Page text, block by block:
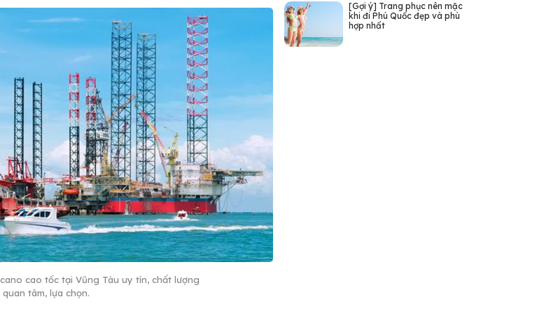
cao tốc tại Vũng Tàu uy tín, chất lượng
tâm, lựa chọn.
[Gợi ý] Trang phục nên mặc
khi đi Phú Quốc đẹp và phù
hợp nhất